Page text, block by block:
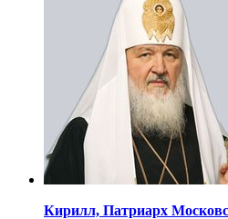
Кирилл, Патриарх